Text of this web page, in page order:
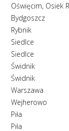
Oświęcim, Osiek
Bydgoszcz
Rybnik
Siedlce
Siedlce
Świdnik
Świdnik
Warszawa
Wejherowo
Piła
Piła